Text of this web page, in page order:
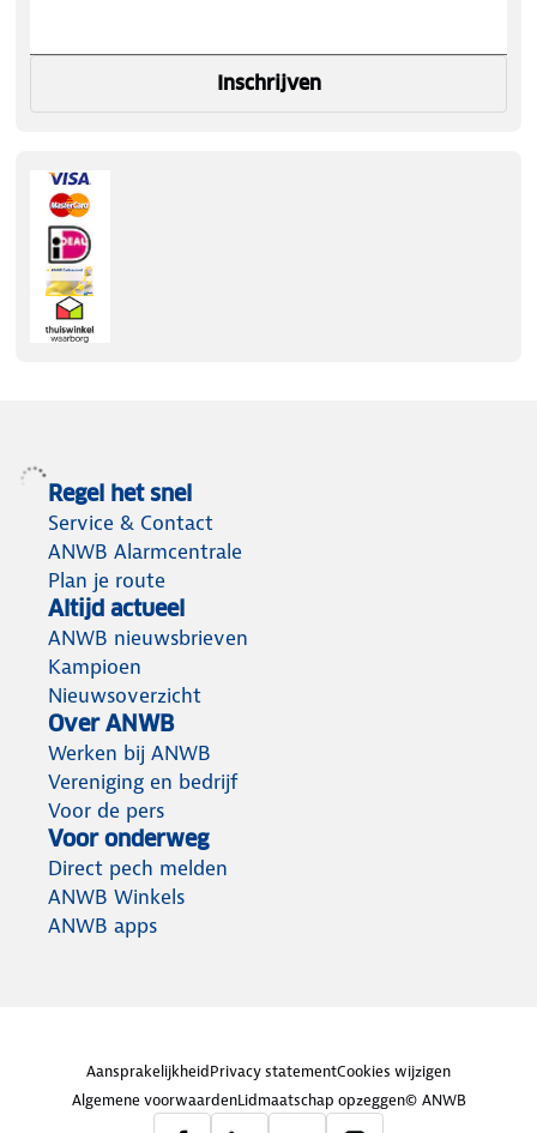
Inschrijven
Regel het snel
Service & Contact
ANWB Alarmcentrale
Plan je route
Altijd actueel
ANWB nieuwsbrieven
Kampioen
Nieuwsoverzicht
Over ANWB
Werken bij ANWB
Vereniging en bedrijf
Voor de pers
Voor onderweg
Direct pech melden
ANWB Winkels
ANWB apps
AansprakelijkheidPrivacy statementCookies wijzigen
Algemene voorwaardenLidmaatschap opzeggen© ANWB